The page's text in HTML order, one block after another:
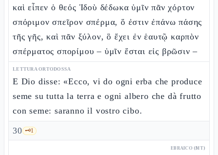
καὶ εἶπεν ὁ θεός Ἰδοὺ δέδωκα ὑμῖν πᾶν χόρτον
σπόριμον σπεῖρον σπέρμα, ὅ ἐστιν ἐπάνω πάσης
τῆς γῆς, καὶ πᾶν ξύλον, ὃ ἔχει ἐν ἑαυτῷ καρπὸν
σπέρματος σπορίμου – ὑμῖν ἔσται εἰς βρῶσιν –
LETTURA ORTODOSSA
E Dio disse: «Ecco, vi do ogni erba che produce
seme su tutta la terra e ogni albero che dà frutto
con seme: saranno il vostro cibo.
30 🗝️1
EBRAICO (MT)